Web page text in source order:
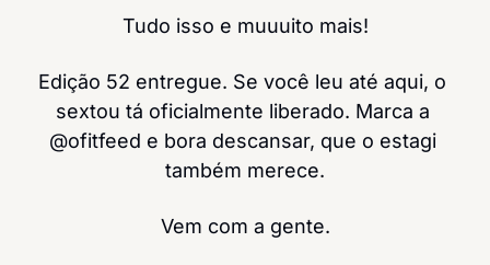
Tudo isso e muuuito mais!
Edição 52 entregue. Se você leu até aqui, o
sextou tá oficialmente liberado. Marca a
@ofitfeed e bora descansar, que o estagi
também merece.
Vem com a gente.